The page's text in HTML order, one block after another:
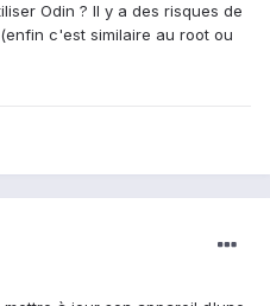
Odin ? Il y a des risques de
c'est similaire au root ou